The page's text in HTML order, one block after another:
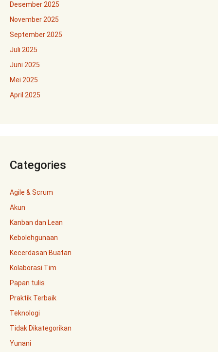
Desember 2025
November 2025
September 2025
Juli 2025
Juni 2025
Mei 2025
April 2025
Categories
Agile & Scrum
Akun
Kanban dan Lean
Kebolehgunaan
Kecerdasan Buatan
Kolaborasi Tim
Papan tulis
Praktik Terbaik
Teknologi
Tidak Dikategorikan
Yunani